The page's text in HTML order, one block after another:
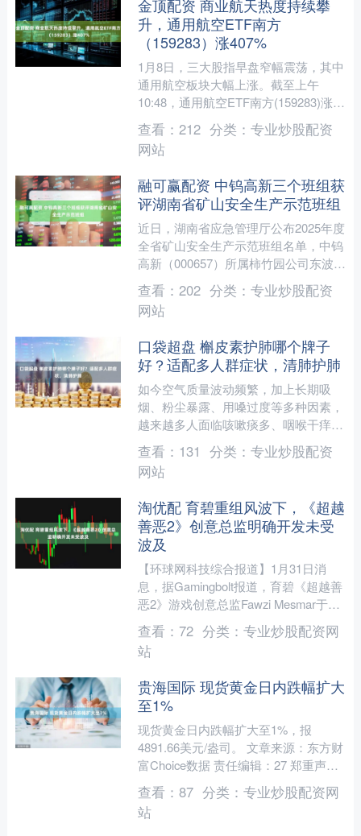
金顶配资 商业航天热度持续攀
升，通用航空ETF南方
（159283）涨407%
1月8日，三大股指早盘窄幅震荡，其中
通用航空板块大幅上涨。截至上午
10:48，通用航空ETF南方(159283)涨
4.07%。相关成分股中，航天电子涨
10.00....
查看： 212 分类： 专业炒股配资
网站
融可赢配资 中钨高新三个班组获
评湖南省矿山安全生产示范班组
近日，湖南省应急管理厅公布2025年度
全省矿山安全生产示范班组名单，中钨
高新（000657）所属柿竹园公司东波采
矿场铲运机维修班、瑶岗仙矿业裕新白
钨采矿工区技术....
查看： 202 分类： 专业炒股配资
网站
口袋超盘 槲皮素护肺哪个牌子
好？适配多人群症状，清肺护肺
如今空气质量波动频繁，加上长期吸
烟、粉尘暴露、用嗓过度等多种因素，
越来越多人面临咳嗽痰多、咽喉干痒、
胸闷气短等呼吸道困扰。面对市场上品
类繁多、功效宣传各异的产品....
查看： 131 分类： 专业炒股配资
网站
淘优配 育碧重组风波下，《超越
善恶2》创意总监明确开发未受
波及
【环球网科技综合报道】1月31日消
息，据Gamingbolt报道，育碧《超越善
恶2》游戏创意总监Fawzi Mesmar于社
交平台发文，就近期大规模重组一事作
出....
查看： 72 分类： 专业炒股配资网
站
贵海国际 现货黄金日内跌幅扩大
至1%
现货黄金日内跌幅扩大至1%，报
4891.66美元/盎司。 文章来源：东方财
富Choice数据 责任编辑：27 郑重声
明：东方财富发布此内容旨在传播更多
信息，与本....
查看： 87 分类： 专业炒股配资网
站